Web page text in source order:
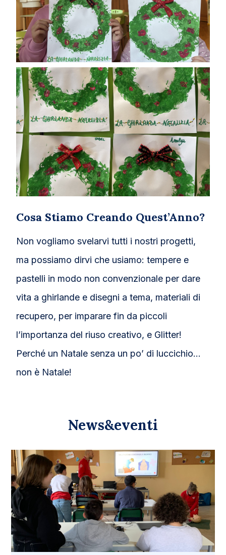
Cosa Stiamo Creando Quest’Anno?
Non vogliamo svelarvi tutti i nostri progetti,
ma possiamo dirvi che usiamo: tempere e
pastelli in modo non convenzionale per dare
vita a ghirlande e disegni a tema, materiali di
recupero, per imparare fin da piccoli
l’importanza del riuso creativo, e Glitter!
Perché un Natale senza un po’ di luccichio…
non è Natale!
News&eventi